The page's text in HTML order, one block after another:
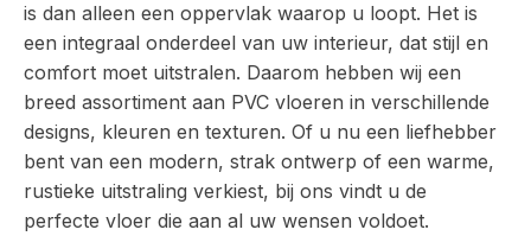
is dan alleen een oppervlak waarop u loopt. Het is
een integraal onderdeel van uw interieur, dat stijl en
comfort moet uitstralen. Daarom hebben wij een
breed assortiment aan PVC vloeren in verschillende
designs, kleuren en texturen. Of u nu een liefhebber
bent van een modern, strak ontwerp of een warme,
rustieke uitstraling verkiest, bij ons vindt u de
perfecte vloer die aan al uw wensen voldoet.